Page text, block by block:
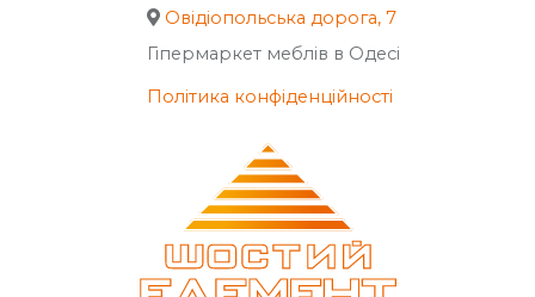
Овідіопольська дорога, 7
Гіпермаркет меблів в Одесі
Політика конфіденційності